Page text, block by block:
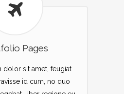
Pages
dolor sit amet, feugiat
id cum, no quo